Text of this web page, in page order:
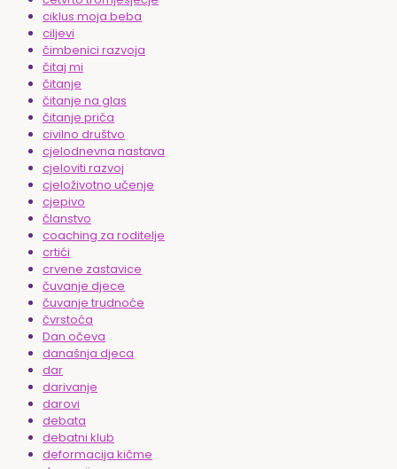
ciklus moja beba
ciljevi
čimbenici razvoja
čitaj mi
čitanje
čitanje na glas
čitanje priča
civilno društvo
cjelodnevna nastava
cjeloviti razvoj
cjeloživotno učenje
cjepivo
članstvo
coaching za roditelje
crtići
crvene zastavice
čuvanje djece
čuvanje trudnoće
čvrstoća
Dan očeva
današnja djeca
dar
darivanje
darovi
debata
debatni klub
deformacija kičme